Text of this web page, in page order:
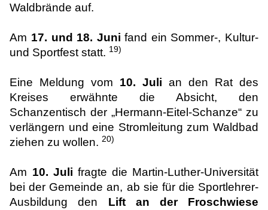
Waldbrände auf.
Am 17. und 18. Juni fand ein Sommer-, Kultur-
und Sportfest statt. 19)
Eine Meldung vom 10. Juli an den Rat des
Kreises erwähnte die Absicht, den
Schanzentisch der „Hermann-Eitel-Schanze“ zu
verlängern und eine Stromleitung zum Waldbad
ziehen zu wollen.20)
Am 10. Juli fragte die Martin-Luther-Universität
bei der Gemeinde an, ab sie für die Sportlehrer-
Ausbildung den Lift an der Froschwiese